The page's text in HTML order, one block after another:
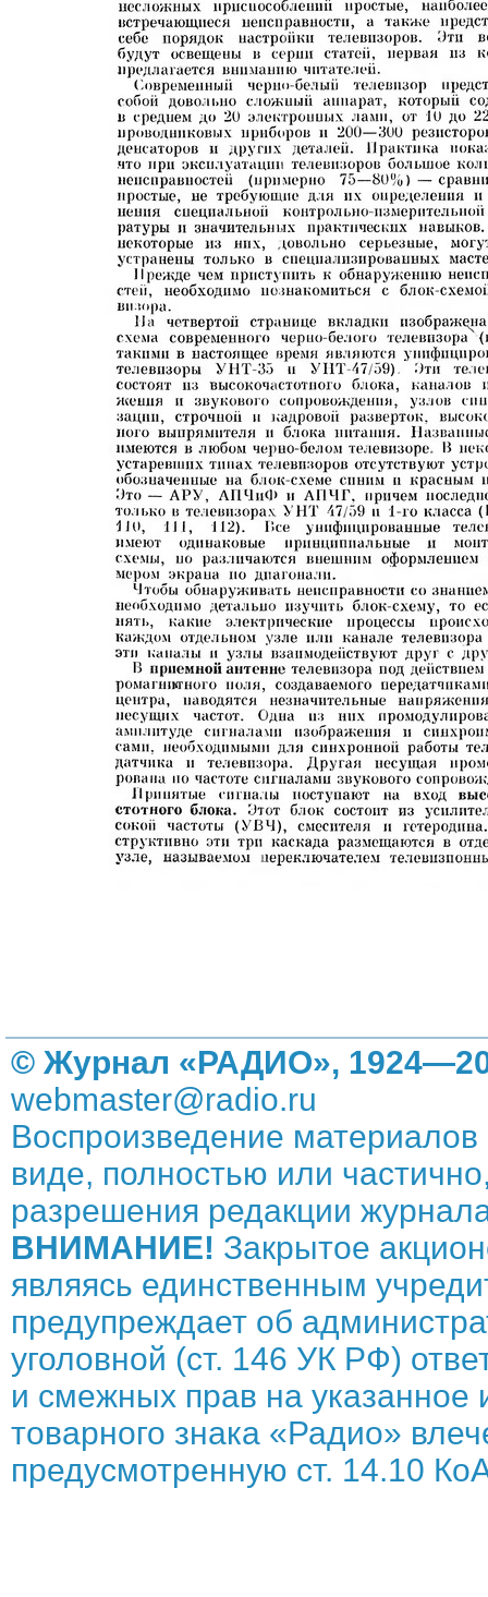
© Журнал «РАДИО»,
webmaster@radio.ru
Воспроизведение
виде, полностью или
разрешения редакции
ВНИМАНИЕ! Закрытое
являясь единственным
предупреждает об
уголовной (ст. 146 УК РФ)
и смежных прав на указанное
товарного знака «Радио»
предусмотренную ст. 14.10